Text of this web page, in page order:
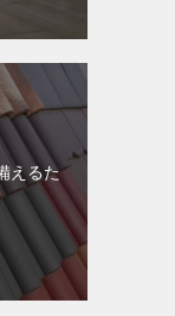
えるた